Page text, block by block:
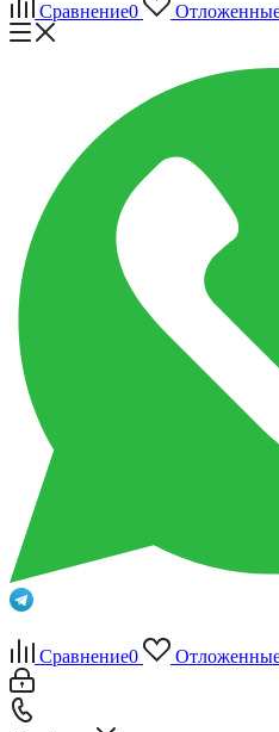
Сравнение0
Сравнение0